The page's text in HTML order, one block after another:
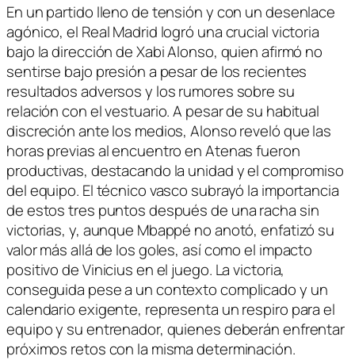
En un partido lleno de tensión y con un desenlace
agónico, el Real Madrid logró una crucial victoria
bajo la dirección de Xabi Alonso, quien afirmó no
sentirse bajo presión a pesar de los recientes
resultados adversos y los rumores sobre su
relación con el vestuario. A pesar de su habitual
discreción ante los medios, Alonso reveló que las
horas previas al encuentro en Atenas fueron
productivas, destacando la unidad y el compromiso
del equipo. El técnico vasco subrayó la importancia
de estos tres puntos después de una racha sin
victorias, y, aunque Mbappé no anotó, enfatizó su
valor más allá de los goles, así como el impacto
positivo de Vinicius en el juego. La victoria,
conseguida pese a un contexto complicado y un
calendario exigente, representa un respiro para el
equipo y su entrenador, quienes deberán enfrentar
próximos retos con la misma determinación.